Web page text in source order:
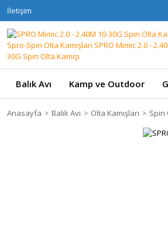
İletişim
Balık Avı Kamp ve Outdoor
Anasayfa Balık Avı Olta Kamışları Spin